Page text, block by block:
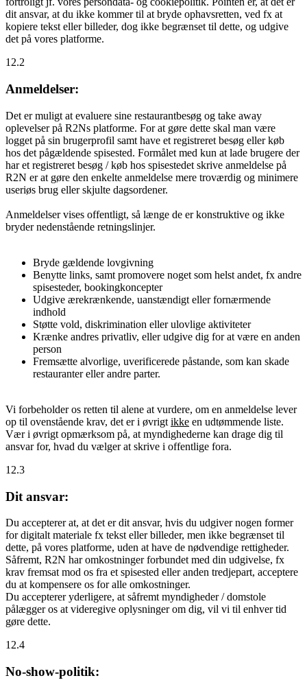
dit ansvar, at du ikke kommer til at bryde ophavsretten, ved fx at
kopiere tekst eller billeder, dog ikke begrænset til dette, og udgive
det på vores platforme.
12.2
Anmeldelser:
Det er muligt at evaluere sine restaurantbesøg og take away
oplevelser på R2Ns platforme. For at gøre dette skal man være
logget på sin brugerprofil samt have et registreret besøg eller køb
hos det pågældende spisested. Formålet med kun at lade brugere der
har et registreret besøg / køb hos spisestedet skrive anmeldelse på
R2N er at gøre den enkelte anmeldelse mere troværdig og minimere
useriøs brug eller skjulte dagsordener.
Anmeldelser vises offentligt, så længe de er konstruktive og ikke
bryder nedenstående retningslinjer.
Bryde gældende lovgivning
Benytte links, samt promovere noget som helst andet, fx andre
spisesteder, bookingkoncepter
Udgive ærekrænkende, uanstændigt eller fornærmende
indhold
Støtte vold, diskrimination eller ulovlige aktiviteter
Krænke andres privatliv, eller udgive dig for at være en anden
person
Fremsætte alvorlige, uverificerede påstande, som kan skade
restauranter eller andre parter.
Vi forbeholder os retten til alene at vurdere, om en anmeldelse lever
op til ovenstående krav, det er i øvrigt ikke en udtømmende liste.
Vær i øvrigt opmærksom på, at myndighederne kan drage dig til
ansvar for, hvad du vælger at skrive i offentlige fora.
12.3
Dit ansvar:
Du accepterer at, at det er dit ansvar, hvis du udgiver nogen former
for digitalt materiale fx tekst eller billeder, men ikke begrænset til
dette, på vores platforme, uden at have de nødvendige rettigheder.
Såfremt, R2N har omkostninger forbundet med din udgivelse, fx
krav fremsat mod os fra et spisested eller anden tredjepart, acceptere
du at kompensere os for alle omkostninger.
Du accepterer yderligere, at såfremt myndigheder / domstole
pålægger os at videregive oplysninger om dig, vil vi til enhver tid
gøre dette.
12.4
No-show-politik: